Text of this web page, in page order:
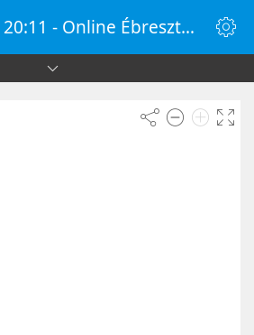
Ébresztőóra 20:11 - Online Ébresztőóra